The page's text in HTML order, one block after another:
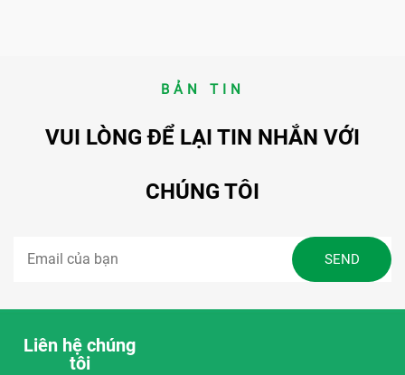
BẢN TIN
VUI LÒNG ĐỂ LẠI TIN NHẮN VỚI
CHÚNG TÔI
Liên hệ chúng
tôi